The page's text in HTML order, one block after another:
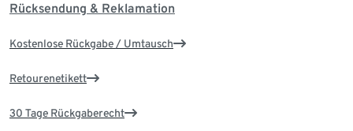
Rücksendung & Reklamation
Kostenlose Rückgabe / Umtausch
Retourenetikett
30 Tage Rückgaberecht